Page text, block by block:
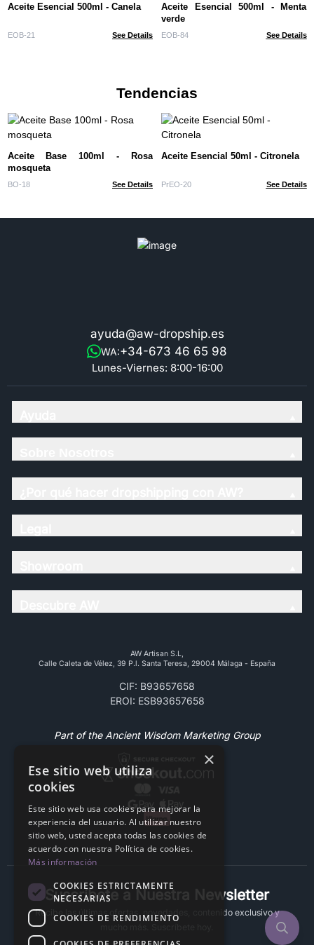
Aceite Esencial 500ml - Canela
EOB-21 See Details
Aceite Esencial 500ml - Menta
verde
EOB-84 See Details
Tendencias
Aceite Base 100ml - Rosa
mosqueta
BO-18 See Details
Aceite Esencial 50ml - Citronela
PrEO-20 See Details
ayuda@aw-dropship.es
WA:+34-673 46 65 98
Lunes-Viernes: 8:00-16:00
AW Artisan S.L,
Calle Caleta de Vélez, 39 P.l. Santa Teresa, 29004 Málaga - España
CIF: B93657658
EROI: ESB93657658
Part of the Ancient Wisdom Marketing Group
Suscríbete a Nuestra Newsletter
Recibe las últimas ofertas, novedades, contenido exclusivo y
×
Ese sitio web utiliza
cookies
Este sitio web usa cookies para mejorar la
experiencia del usuario. Al utilizar nuestro
sitio web, usted acepta todas las cookies de
acuerdo con nuestra Política de cookies.
Más información
COOKIES ESTRICTAMENTE
NECESARIAS
COOKIES DE RENDIMIENTO